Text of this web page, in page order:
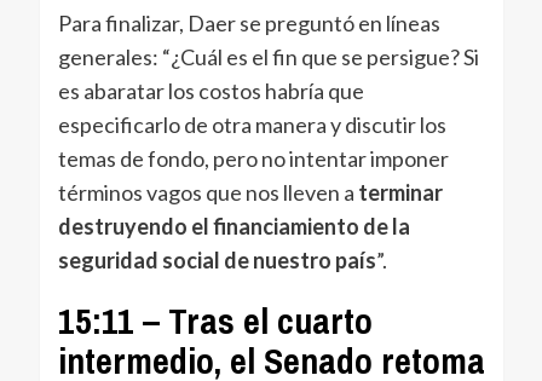
Para finalizar, Daer se preguntó en líneas
generales: “¿Cuál es el fin que se persigue? Si
es abaratar los costos habría que
especificarlo de otra manera y discutir los
temas de fondo, pero no intentar imponer
términos vagos que nos lleven a terminar
destruyendo el financiamiento de la
seguridad social de nuestro país”.
15:11 – Tras el cuarto
intermedio, el Senado retoma